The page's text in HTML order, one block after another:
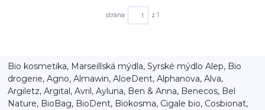
strana z 1
Bio kosmetika, Marseillská mýdla, Syrské mýdlo Alep, Bio
drogerie, Agno, Almawin, AloeDent, Alphanova, Alva,
Argiletz, Argital, Avril, Ayluna, Ben & Anna, Benecos, Bel
Nature, BioBag, BioDent, Biokosma, Cigale bio, Cosbionat,